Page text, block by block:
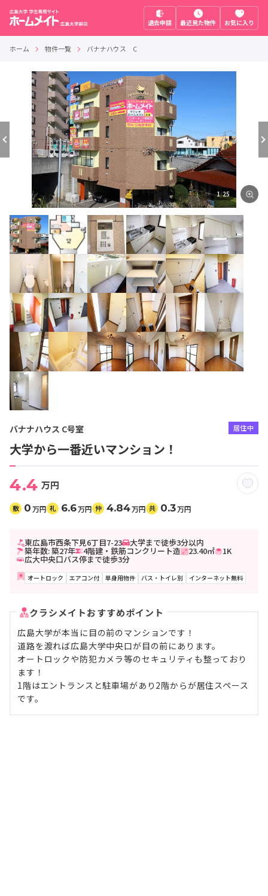
退去申請 最近見た物件 お気に入り
ホーム 物件一覧 バナナハウス C
1/25
バナナハウス C号室
大学から一番近いマンション！
居住中
4.4 万円
敷 0万円 礼 6.6万円 仲 4.84万円 共 0.3万円
東広島市西条下見6丁目7-23 大学まで徒歩3分以内
築年数: 築27年 4階建・鉄筋コンクリート造 23.40㎡ 1K
広大中央口バス停まで徒歩3分
オートロック エアコン付 単身用物件 バス・トイレ別 インターネット無料
クラシメイトおすすめポイント
広島大学が本当に目の前のマンションです！
道路を渡れば広島大学中央口が目の前にあります。
オートロックや防犯カメラ等のセキュリティも整っており
ます！
1階はエントランスと駐車場があり2階からが居住スペース
です。